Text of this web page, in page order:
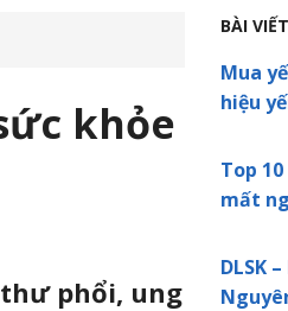
khỏe
phổi, ung
BÀI
Mua
hiệu
Top
mất
DLSK